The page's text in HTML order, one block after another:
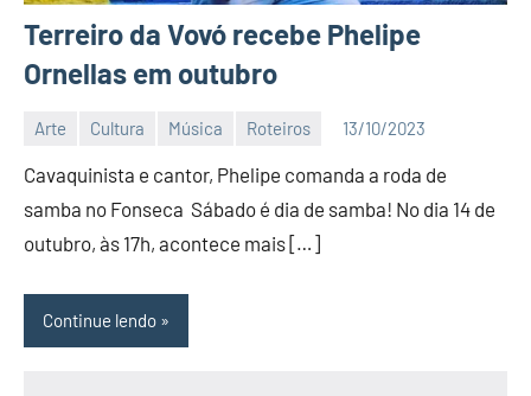
Terreiro da Vovó recebe Phelipe
Ornellas em outubro
Arte Cultura Música Roteiros 13/10/2023
DN
Cavaquinista e cantor, Phelipe comanda a roda de
samba no Fonseca Sábado é dia de samba! No dia 14 de
outubro, às 17h, acontece mais […]
Continue lendo